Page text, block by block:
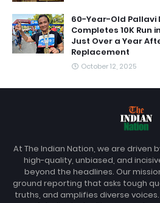
60-Year-Old Pallavi
Completes 10K Run
Just Over a Year
Replacement
October 12, 2025
At The Indian Nation, we are driven
high-quality, unbiased, and
beyond the headlines. Our
ground reporting that asks tough
truths, and amplifies diverse